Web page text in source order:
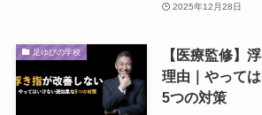
2025年12月28日
足ゆびの学校
【医療監修】
理由｜やって
5つの対策